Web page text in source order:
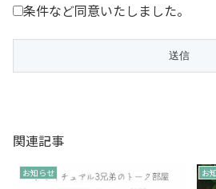
条件など同意いたしました。
関連記事
お知らせ お